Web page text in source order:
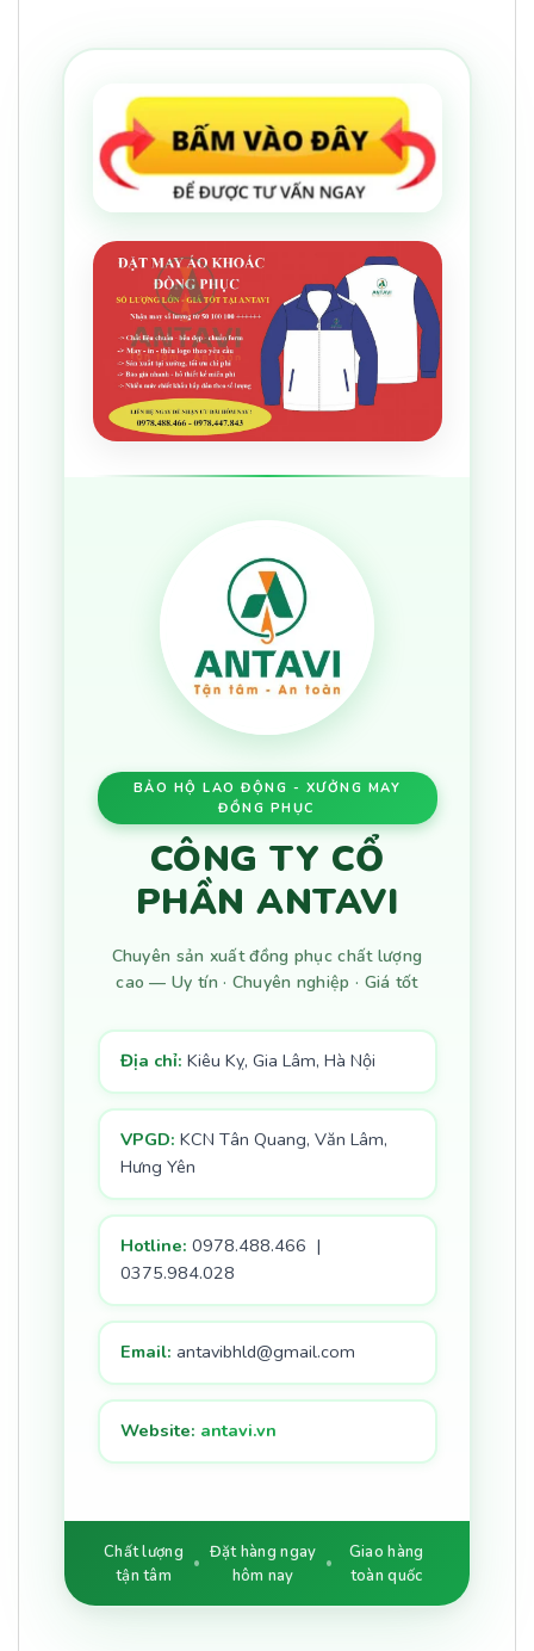
BẢO HỘ LAO ĐỘNG - XƯỞNG MAY
ĐỒNG PHỤC
CÔNG TY CỔ
PHẦN ANTAVI
Chuyên sản xuất đồng phục chất lượng
cao — Uy tín · Chuyên nghiệp · Giá tốt
Địa chỉ: Kiêu Kỵ, Gia Lâm, Hà Nội
VPGD: KCN Tân Quang, Văn Lâm,
Hưng Yên
Hotline: 0978.488.466 |
0375.984.028
Email: antavibhld@gmail.com
Website: antavi.vn
Chất lượng
tận tâm
Đặt hàng ngay
hôm nay
Giao hàng
toàn quốc